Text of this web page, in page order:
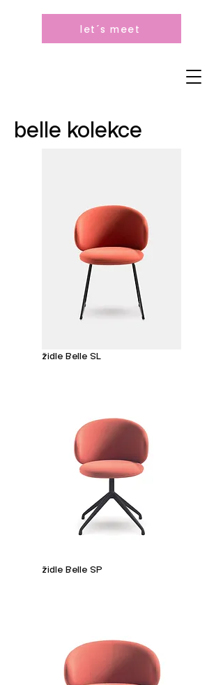
let´s meet
belle kolekce
židle Belle SL
židle Belle SP